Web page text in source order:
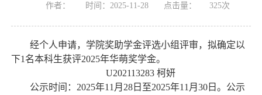
作者： 时间：2025-11-28 点击量： 325次
经个人申请，学院奖助学金评选小组评审，拟确定以
下1名本科生获评2025年华萌奖学金。
U202113283 柯妍
公示时间： 2025年11月28日至2025年11月30日。公示